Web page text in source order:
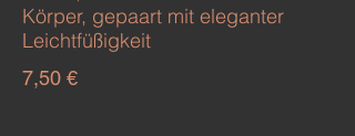
Körper, gepaart mit eleganter
Leichtfüßigkeit
7,50 €